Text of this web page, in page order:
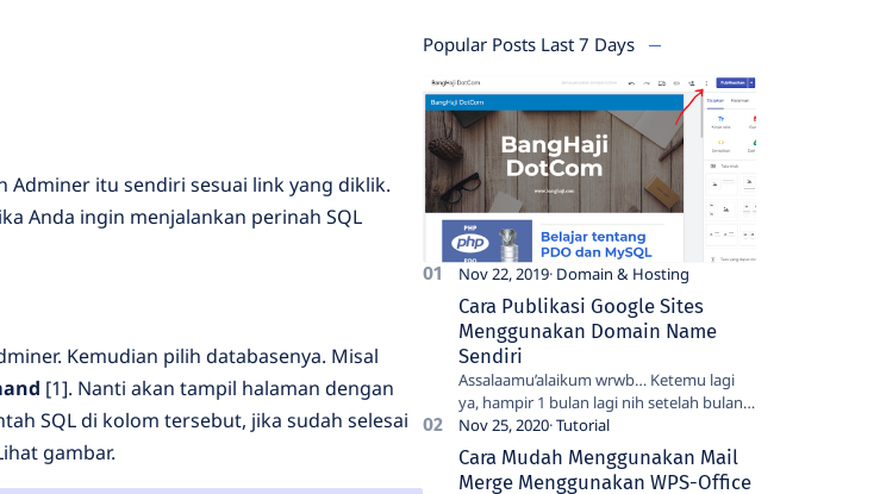
Adminer itu sendiri sesuai link yang diklik.
Anda ingin menjalankan perinah SQL
Kemudian pilih databasenya. Misal
[1]. Nanti akan tampil halaman dengan
SQL di kolom tersebut, jika sudah selesai
gambar.
Popular Posts Last 7 Days
Nov 22, 2019
Cara Publikasi Google Sites
Menggunakan Domain Name
Sendiri
Assalaamu’alaikum wrwb… Ketemu lagi
ya, hampir 1 bulan lagi nih setelah bulan
kemaren jeda menulisnya cukup lama 🙁 .
Baik, kali ini kita bahas tenta…
Nov 25, 2020
Cara Mudah Menggunakan Mail
Merge Menggunakan WPS-Office